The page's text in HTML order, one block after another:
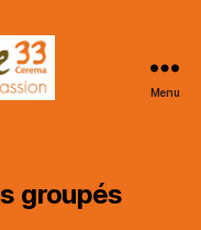
Menu
groupés